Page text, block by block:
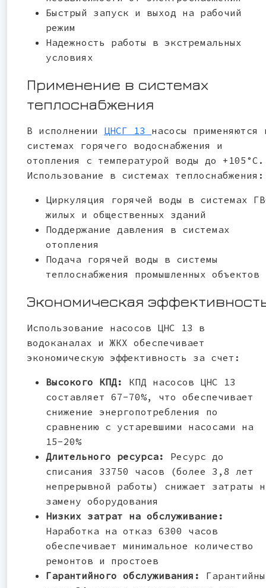
Быстрый запуск и выход на рабочий
режим
Надежность работы в экстремальных
условиях
Применение в системах
теплоснабжения
В исполнении ЦНСГ 13 насосы применяются
системах горячего водоснабжения и
отопления с температурой воды до +105°С.
Использование в системах теплоснабжения:
Циркуляция горячей воды в системах
жилых и общественных зданий
Поддержание давления в системах
отопления
Подача горячей воды в системы
теплоснабжения промышленных объектов
Экономическая
Использование насосов ЦНС 13 в
водоканалах и ЖКХ обеспечивает
экономическую эффективность за счет:
Высокого КПД: КПД насосов ЦНС 13
составляет 67-70%, что обеспечивает
снижение энергопотребления по
сравнению с устаревшими насосами на
15-20%
Длительного ресурса: Ресурс до
списания 33750 часов (более 3,8 лет
непрерывной работы) снижает затраты
замену оборудования
Низких затрат на обслуживание:
Наработка на отказ 6300 часов
обеспечивает минимальное количество
ремонтов и простоев
Гарантийного обслуживания: